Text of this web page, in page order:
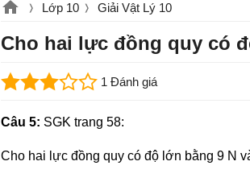
Lớp 10 Giải Vật Lý 10
Cho hai lực đồng quy có
1 Đánh giá
Câu 5: SGK trang 58:
Cho hai lực đồng quy có độ lớn bằng 9 N